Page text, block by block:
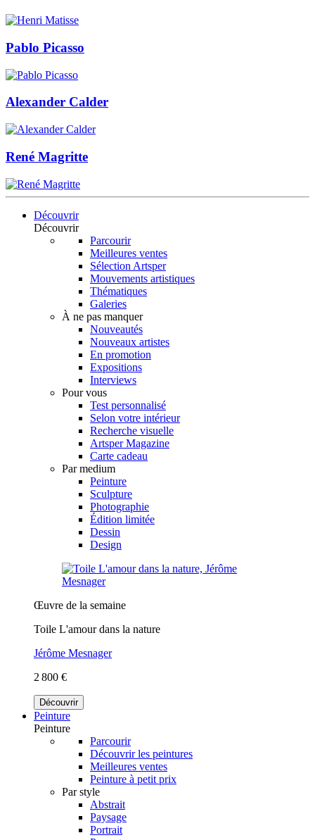
Pablo Picasso
Alexander Calder
René Magritte
Découvrir
Découvrir
Parcourir
Meilleures ventes
Sélection Artsper
Mouvements artistiques
Thématiques
Galeries
À ne pas manquer
Nouveautés
Nouveaux artistes
En promotion
Expositions
Interviews
Pour vous
Test personnalisé
Selon votre intérieur
Recherche visuelle
Artsper Magazine
Carte cadeau
Par medium
Peinture
Sculpture
Photographie
Édition limitée
Dessin
Design
Œuvre de la semaine
Toile L'amour dans la nature
Jérôme Mesnager
2 800 €
Découvrir
Peinture
Peinture
Parcourir
Découvrir les peintures
Meilleures ventes
Peinture à petit prix
Par style
Abstrait
Paysage
Portrait